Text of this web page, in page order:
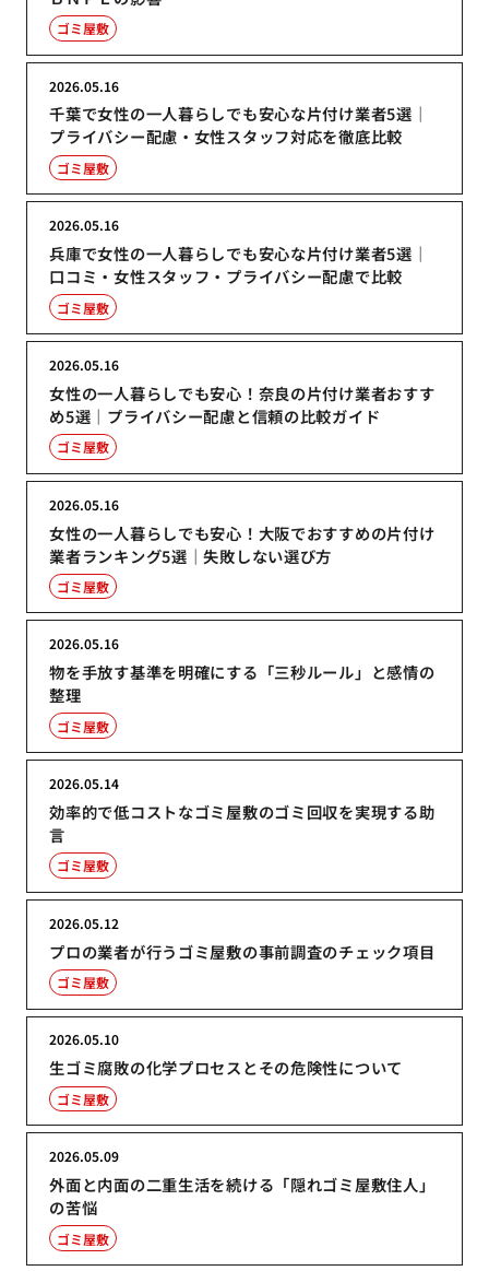
ゴミ屋敷
千葉で女性の一人暮らしでも安心な片付け業者5選｜
プライバシー配慮・女性スタッフ対応を徹底比較
2026.05.16
ゴミ屋敷
兵庫で女性の一人暮らしでも安心な片付け業者5選｜
口コミ・女性スタッフ・プライバシー配慮で比較
2026.05.16
ゴミ屋敷
女性の一人暮らしでも安心！奈良の片付け業者おすす
め5選｜プライバシー配慮と信頼の比較ガイド
2026.05.16
ゴミ屋敷
女性の一人暮らしでも安心！大阪でおすすめの片付け
業者ランキング5選｜失敗しない選び方
2026.05.16
ゴミ屋敷
物を手放す基準を明確にする「三秒ルール」と感情の
整理
2026.05.16
ゴミ屋敷
効率的で低コストなゴミ屋敷のゴミ回収を実現する助
言
2026.05.14
ゴミ屋敷
プロの業者が行うゴミ屋敷の事前調査のチェック項目
2026.05.12
ゴミ屋敷
生ゴミ腐敗の化学プロセスとその危険性について
2026.05.10
ゴミ屋敷
外面と内面の二重生活を続ける「隠れゴミ屋敷住人」
の苦悩
2026.05.09
ゴミ屋敷